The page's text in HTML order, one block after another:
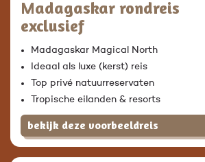
Madagaskar rondreis
exclusief
Madagaskar Magical North
Ideaal als luxe (kerst) reis
Top privé natuurreservaten
Tropische eilanden & resorts
bekijk deze voorbeeldreis